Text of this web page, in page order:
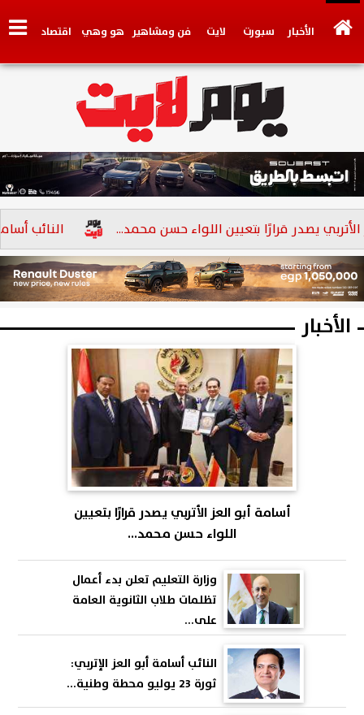
الأخبار سبورت لايت فن ومشاهير هو وهي اقتصاد
وجهات نظر فيديو سيارات
النائب أسامة أبو العز قرارًا بتعيين اللواء حسن محمد...
الأخبار
أسامة أبو العز الأتربي يصدر قرارًا بتعيين
اللواء حسن محمد...
وزارة التعليم تعلن بدء أعمال
تظلمات طلاب الثانوية العامة
على...
النائب أسامة أبو العز الإتربي:
ثورة 23 يوليو محطة وطنية...